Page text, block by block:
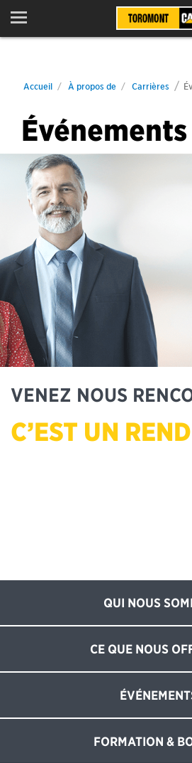
Menu
Accueil À propos de Carrières
Événements
VENEZ NOUS
C’EST UN
QUI NOUS
CE QUE NOUS
FORMATION &